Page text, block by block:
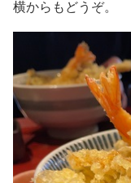
横からもどうぞ。